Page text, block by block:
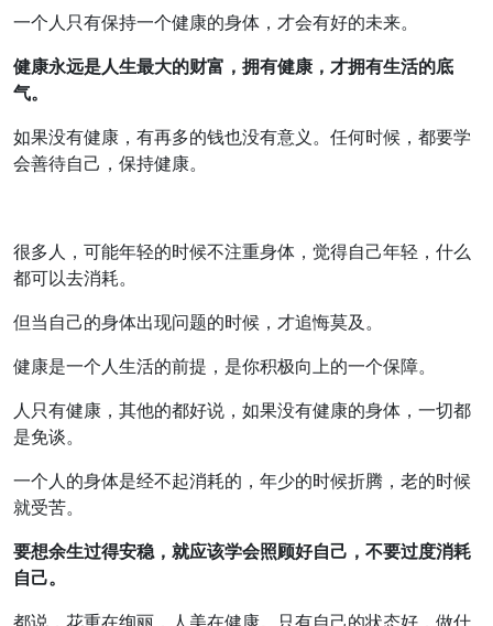
一个人只有保持一个健康的身体，才会有好的未来。
健康永远是人生最大的财富，拥有健康，才拥有生活的底
气。
如果没有健康，有再多的钱也没有意义。任何时候，都要学
会善待自己，保持健康。
很多人，可能年轻的时候不注重身体，觉得自己年轻，什么
都可以去消耗。
但当自己的身体出现问题的时候，才追悔莫及。
健康是一个人生活的前提，是你积极向上的一个保障。
人只有健康，其他的都好说，如果没有健康的身体，一切都
是免谈。
一个人的身体是经不起消耗的，年少的时候折腾，老的时候
就受苦。
要想余生过得安稳，就应该学会照顾好自己，不要过度消耗
自己。